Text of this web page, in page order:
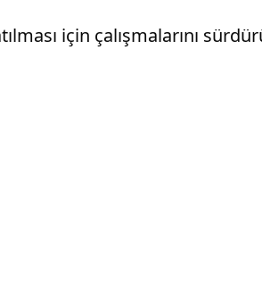
için çalışmalarını